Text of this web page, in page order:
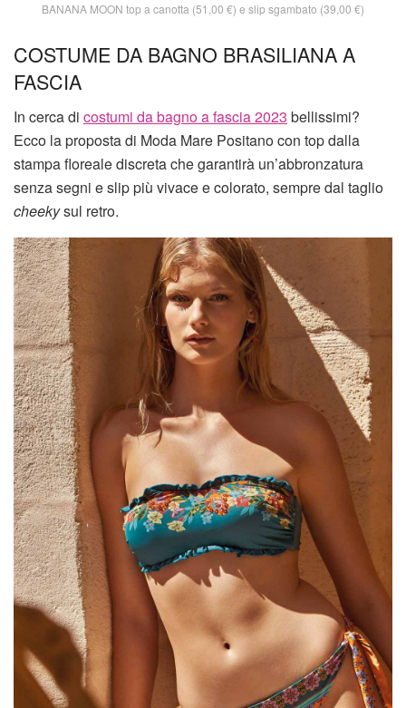
BANANA MOON top a canotta (51,00 €) e slip sgambato (39,00 €)
COSTUME DA BAGNO BRASILIANA A
FASCIA
In cerca di costumi da bagno a fascia 2023 bellissimi?
Ecco la proposta di Moda Mare Positano con top dalla
stampa floreale discreta che garantirà un’abbronzatura
senza segni e slip più vivace e colorato, sempre dal taglio
cheekysul retro.